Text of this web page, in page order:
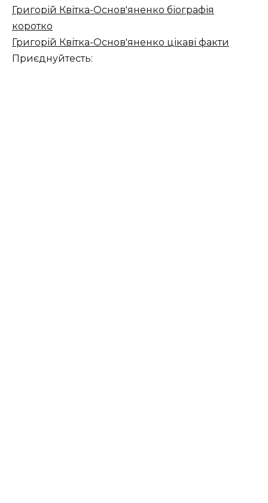
Григорій Квітка-Основ'яненко біографія
коротко
Григорій Квітка-Основ'яненко цікаві факти
Приєднуйтесть: